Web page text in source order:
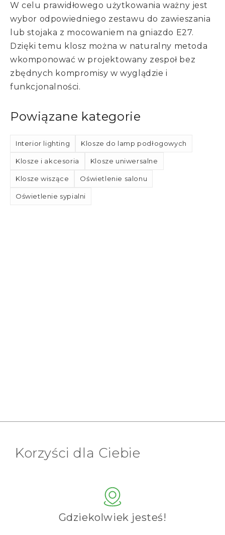
W celu prawidłowego użytkowania ważny jest
wybor odpowiedniego zestawu do zawieszania
lub stojaka z mocowaniem na gniazdo E27.
Dzięki temu klosz można w naturalny metoda
wkomponować w projektowany zespoł bez
zbędnych kompromisy w wyglądzie i
funkcjonalności.
Powiązane kategorie
Interior lighting Klosze do lamp podłogowych
Klosze i akcesoria Klosze uniwersalne
Klosze wiszące Oświetlenie salonu
Oświetlenie sypialni
Korzyści dla Ciebie
Gdziekolwiek jesteś!